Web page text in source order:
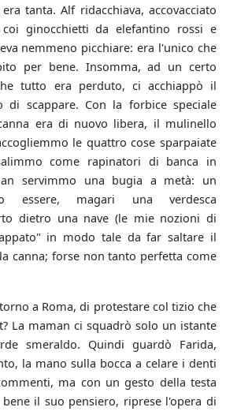
tanta. Alf ridacchiava, accovacciato
ginocchietti da elefantino rossi e
nemmeno picchiare: era l'unico che
per bene. Insomma, ad un certo
tutto era perduto, ci acchiappò il
di scappare. Con la forbice speciale
era di nuovo libera, il mulinello
le quattro cose sparpaiate
come rapinatori di banca in
servimmo una bugia a metà: un
essere, magari una verdesca
dietro una nave (le mie nozioni di
in modo tale da far saltare il
canna; forse non tanto perfetta come
a Roma, di protestare col tizio che
La maman ci squadrò solo un istante
smeraldo. Quindi guardò Farida,
la mano sulla bocca a celare i denti
ma con un gesto della testa
il suo pensiero, riprese l'opera di